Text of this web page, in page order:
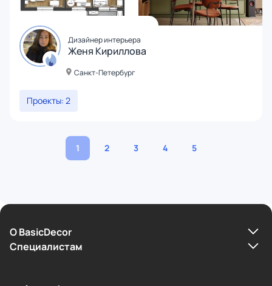
Дизайнер интерьера
Женя Кириллова
Санкт-Петербург
Проекты: 2
1 2 3 4 5
О BasicDecor
Cпециалистам